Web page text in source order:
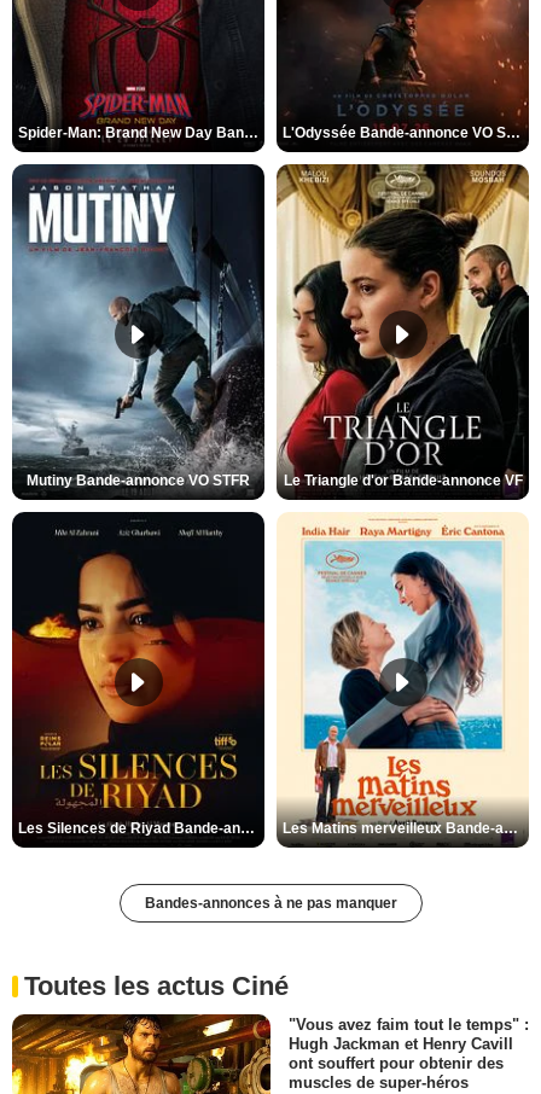
Spider-Man: Brand New Day Bande-annonce VO STFR L'Odyssée Bande-annonce VO STFR
Mutiny Bande-annonce VO STFR Le Triangle d'or Bande-annonce VF
Les Silences de Riyad Bande-annonce VO STFR Les Matins merveilleux Bande-annonce VF
Bandes-annonces à ne pas manquer
Toutes les actus Ciné
"Vous avez faim tout le temps" :
Hugh Jackman et Henry Cavill
ont souffert pour obtenir des
muscles de super-héros